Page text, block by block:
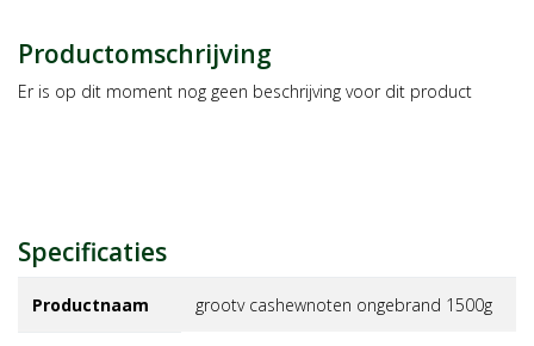
Productomschrijving
Er is op dit moment nog geen beschrijving voor dit product
Specificaties
Productnaam grootv cashewnoten ongebrand 1500g